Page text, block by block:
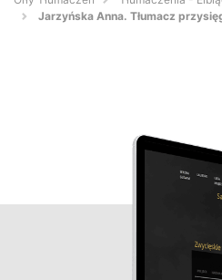
Jarzyńska Anna. Tłumacz